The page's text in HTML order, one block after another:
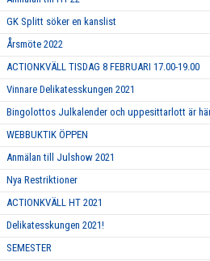
GK Splitt söker en kanslist
Årsmöte 2022
ACTIONKVÄLL TISDAG 8 FEBRUARI 17.00-19.00
Vinnare Delikatesskungen 2021
Bingolottos Julkalender och uppesittarlott är
WEBBUKTIK ÖPPEN
Anmälan till Julshow 2021
Nya Restriktioner
ACTIONKVÄLL HT 2021
Delikatesskungen 2021!
SEMESTER